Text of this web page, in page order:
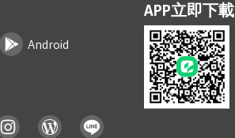
Android
APP立即下載